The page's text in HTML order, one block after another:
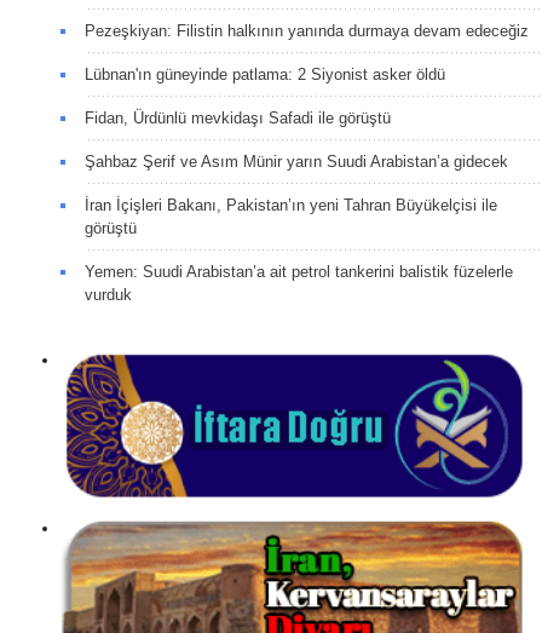
Pezeşkiyan: Filistin halkının yanında durmaya devam edeceğiz
Lübnan'ın güneyinde patlama: 2 Siyonist asker öldü
Fidan, Ürdünlü mevkidaşı Safadi ile görüştü
Şahbaz Şerif ve Asım Münir yarın Suudi Arabistan’a gidecek
İran İçişleri Bakanı, Pakistan’ın yeni Tahran Büyükelçisi ile
görüştü
Yemen: Suudi Arabistan’a ait petrol tankerini balistik füzelerle
vurduk